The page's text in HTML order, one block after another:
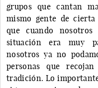
grupos que cantan
mismo gente de cierta
que cuando nosotros
situación era muy
nosotros ya no
personas que
tradición. Lo